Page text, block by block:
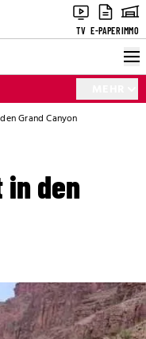
TV E-PAPERIMMO
Grand Canyon
den